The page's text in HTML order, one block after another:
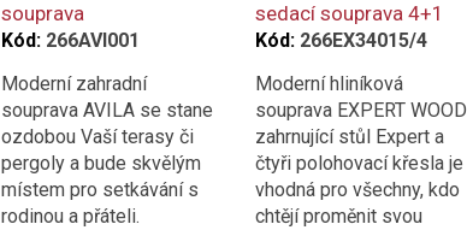
souprava
Kód: 266AVI001
Moderní zahradní
souprava AVILA se stane
ozdobou Vaší terasy či
pergoly a bude skvělým
místem pro setkávání s
rodinou a přáteli.
sedací souprava 4+1
Kód: 266EX34015/4
Moderní hliníková
souprava EXPERT WOOD
zahrnující stůl Expert a
čtyři polohovací křesla je
vhodná pro všechny, kdo
chtějí proměnit svou